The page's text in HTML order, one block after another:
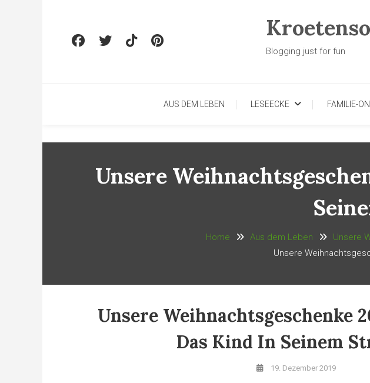
Blogging just for fun
AUS DEM LEBEN LESEECKE FAMILIE-
Unsere
Home Aus dem Leben
Unsere
Unsere
Unsere Weihnachtsgeschenke
Das Kind In Seinem
19. Dezember 2019